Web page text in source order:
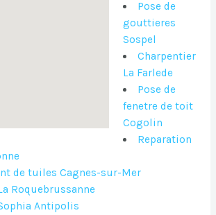
Pose de
gouttieres
Sospel
Charpentier
La Farlede
Pose de
fenetre de toit
Cogolin
Reparation
de tuiles Cagnes-sur-Mer
Roquebrussanne
Antipolis